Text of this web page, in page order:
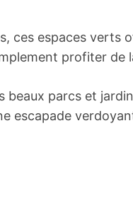
ces espaces verts
profiter de
beaux parcs et
escapade